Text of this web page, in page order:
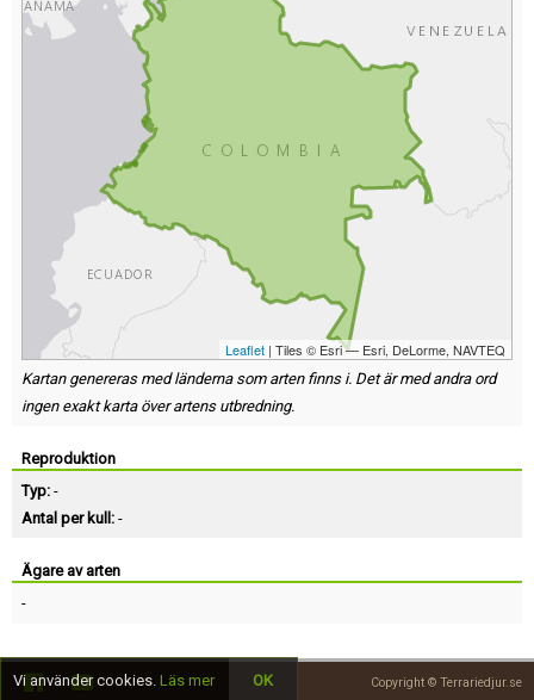
Leaflet | Tiles © Esri — Esri, DeLorme, NAVTEQ
Kartan genereras med länderna som arten finns i. Det är med andra ord
ingen exakt karta över artens utbredning.
Reproduktion
Typ: -
Antal per kull: -
Ägare av arten
-
Copyright © Terrariedjur.se
Vi använder cookies. Läs mer OK